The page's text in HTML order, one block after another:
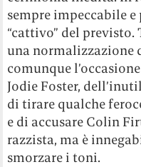
sempre impeccabile
“cattivo” del
una normalizzazione
comunque
Jodie Foster,
di tirare qualche
e di accusare Colin
razzista, ma è
smorzare i toni.